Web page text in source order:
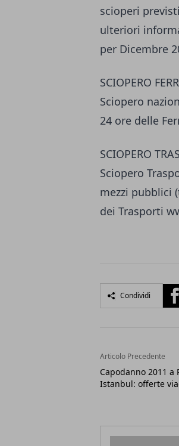
scioperi
ulteriori
per Dicembre
SCIOPERO
Sciopero
24 ore delle
SCIOPERO
Sciopero
mezzi pubblici
dei Trasporti
Condividi
Articolo Precedente
Capodanno 2011 a
Istanbul: offerte